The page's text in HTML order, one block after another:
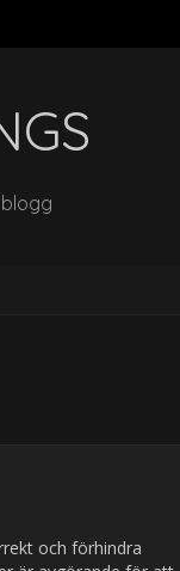
och förhindra